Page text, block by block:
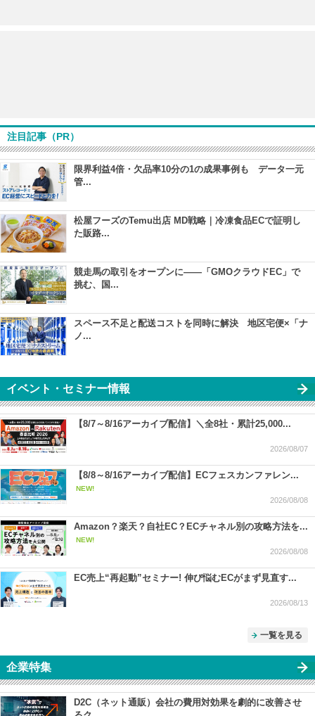
注目記事（PR）
限界利益4倍・欠品率10分の1の成果事例も データ一元
管...
松屋フーズのTemu出店 MD戦略｜冷凍食品ECで証明し
た販路...
競走馬の取引をオープンに――「GMOクラウドEC」で
挑む、国...
スペース不足と配送コストを同時に解決 地区宅便×「ナ
ノ...
イベント・セミナー情報
【8/7～8/16アーカイブ配信】＼全8社・累計25,000...
2026/08/07
【8/8～8/16アーカイブ配信】ECフェスカンファレン...
NEW!
2026/08/08
Amazon？楽天？自社EC？ECチャネル別の攻略方法を...
NEW!
2026/08/08
EC売上“再起動”セミナー! 伸び悩むECがまず見直す...
2026/08/13
一覧を見る
企業特集
D2C（ネット通販）会社の費用対効果を劇的に改善させ